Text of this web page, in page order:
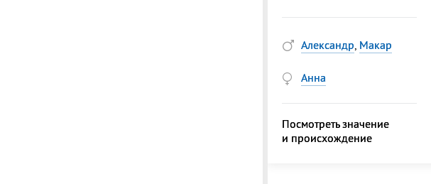
Александр, Макар
Анна
Посмотреть значение
и происхождение